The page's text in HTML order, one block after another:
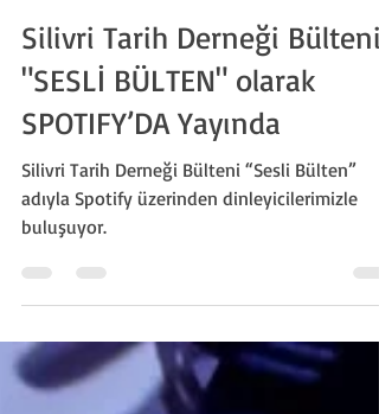
Silivri Tarih Derneği
31 Mar
1 dakikada okunur
Silivri Tarih Derneği Bülteni
"SESLİ BÜLTEN" olarak
SPOTIFY’DA Yayında
Silivri Tarih Derneği Bülteni “Sesli Bülten”